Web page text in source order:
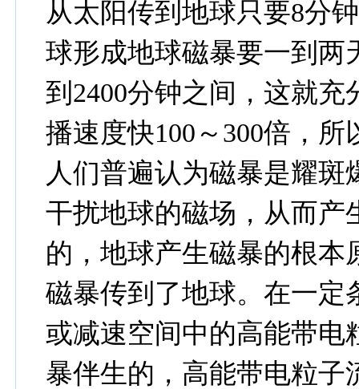
从太阳传到地球只要8分
球形成地球磁暴要一到两
到2400分钟之间，这就
播速度快100～300倍，
人们普遍认为磁暴是耀
干扰地球的磁场，从而产
的，地球产生磁暴的根本
磁暴传到了地球。在一定
或减速空间中的高能带电
暴伴生的，高能带电粒子